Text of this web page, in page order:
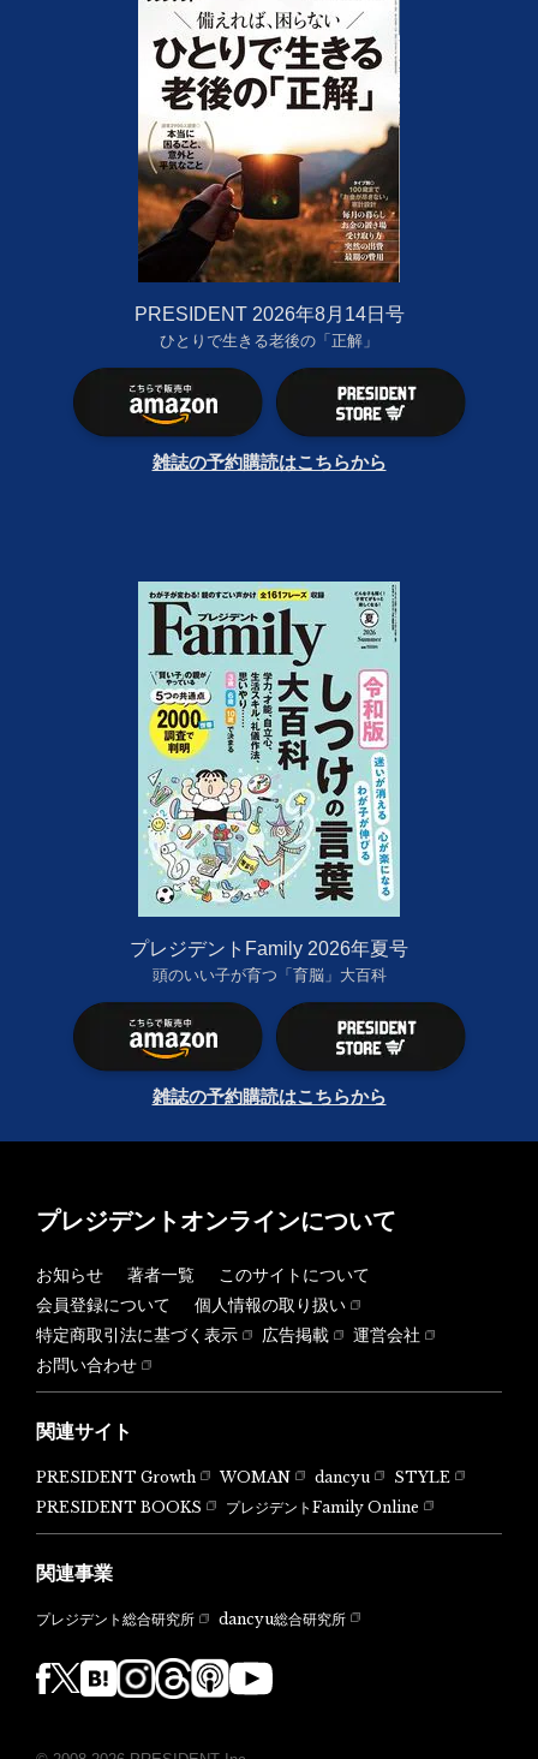
PRESIDENT 2026年8月14日号
ひとりで生きる老後の「正解」
雑誌の予約購読はこちらから
プレジデントFamily 2026年夏号
頭のいい子が育つ「育脳」大百科
雑誌の予約購読はこちらから
プレジデントオンラインについて
お知らせ 著者一覧
このサイトについて
会員登録について
個人情報の取り扱い
特定商取引法に基づく表示
広告掲載
運営会社
お問い合わせ
関連サイト
PRESIDENT Growth WOMAN dancyu
STYLE
PRESIDENT BOOKS
プレジデントFamily Online
関連事業
プレジデント総合研究所 dancyu総合研究所